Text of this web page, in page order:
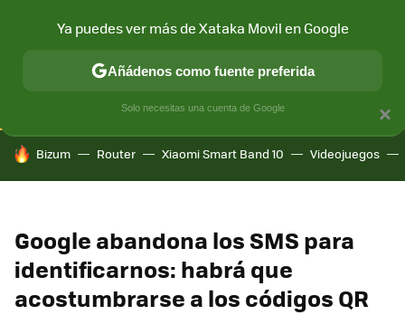
CONECTIVIDAD MÓVIL Y SOCIEDAD APLICACIONES
HOY SE HABLA DE
Bizum Router Xiaomi Smart Band 10 Videojuegos
Google abandona los SMS para
identificarnos: habrá que
acostumbrarse a los códigos QR
×
Ya puedes ver más de Xataka Movil en Google
Añádenos como fuente preferida
Solo necesitas una cuenta de Google